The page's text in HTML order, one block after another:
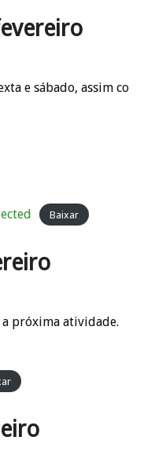
e sábado, assim co
Baixar
próxima atividade.